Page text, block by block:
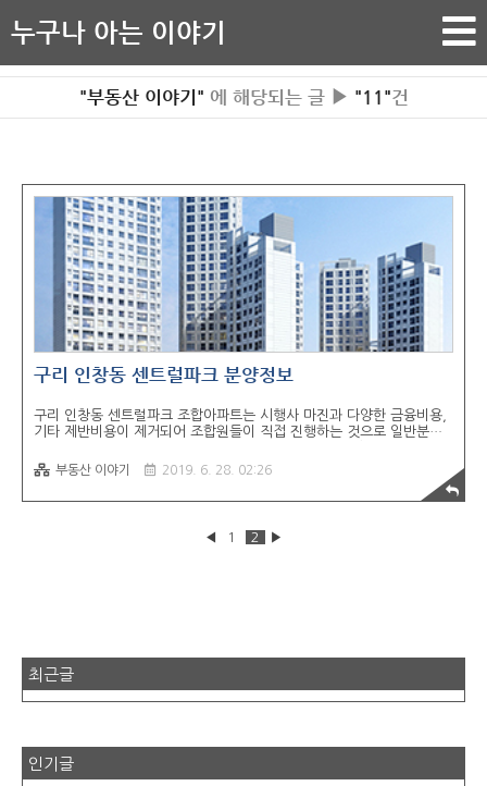
누구나 아는 이야기
"부동산 이야기" 에 해당되는 글 ▶ "11"건
구리 인창동 센트럴파크 분양정보
구리 인창동 센트럴파크 조합아파트는 시행사 마진과 다양한 금융비용,
기타 제반비용이 제거되어 조합원들이 직접 진행하는 것으로 일반분양
개정 이후에 진행되는 현장은 안정성이 전보다는 조금 더 있으며, 구리
인창동 센트럴파크는 최근 시작한 현장으로 개정법의 적용을 받아 구리
시로부터 합법적인 절차에 따라 조합원 모집승인을 받고 진행되는 조합
심을 많이 끌고 있는 현장입니다.지하 3층 지상 최고 28층, 5개 동으로
전용면적 49m와 59m 두가지 타입으로 구성되어 총 294세대를 구성하
부동산 이야기 2019. 6. 28. 02:26
◀ 1 2 ▶
최근글
인기글